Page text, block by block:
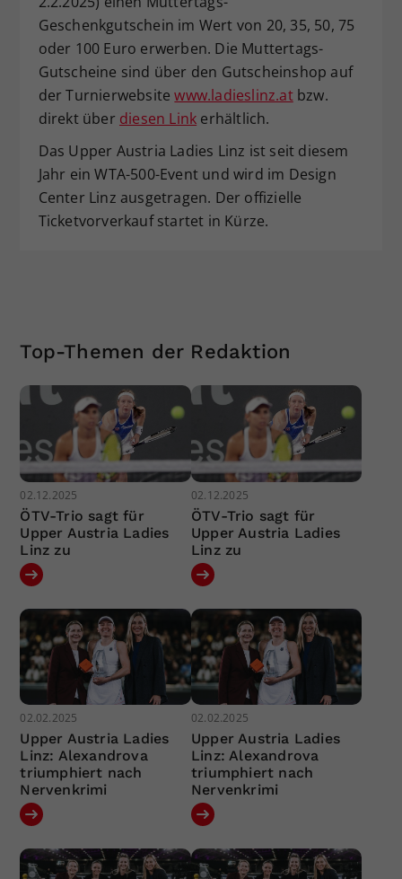
Geschenkgutschein im Wert von 20, 35, 50, 75
oder 100 Euro erwerben. Die Muttertags-
Gutscheine sind über den Gutscheinshop auf
der Turnierwebsitewww.ladieslinz.atbzw.
direkt über diesen Link erhältlich.
Das Upper Austria Ladies Linz ist seit diesem
Jahr ein WTA-500-Event und wird im Design
Center Linz ausgetragen. Der offizielle
Ticketvorverkauf startet in Kürze.
Top-Themen der Redaktion
02.12.2025
ÖTV-Trio sagt für
Upper Austria Ladies
Linz zu
02.12.2025
ÖTV-Trio sagt für
Upper Austria Ladies
Linz zu
02.02.2025
Upper Austria Ladies
Linz: Alexandrova
triumphiert nach
Nervenkrimi
02.02.2025
Upper Austria Ladies
Linz: Alexandrova
triumphiert nach
Nervenkrimi